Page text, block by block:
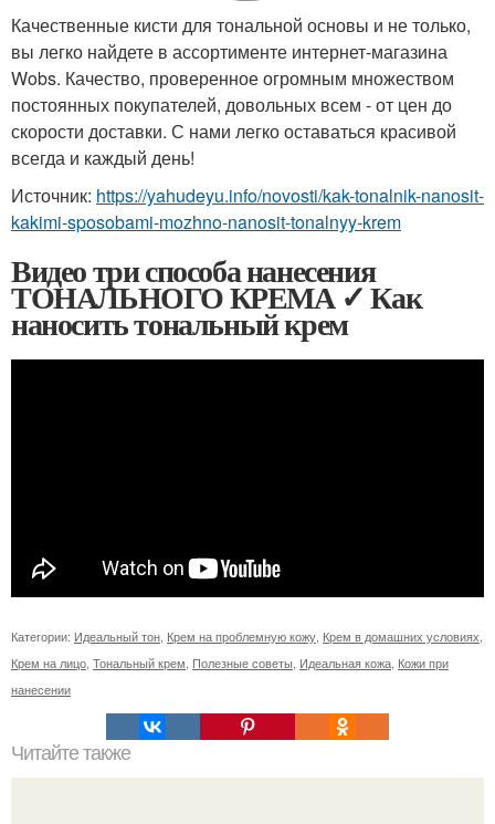
Источник:https://yahudeyu.info/novosti/kak-tonalnik-nanosit-
kakimi-sposobami-mozhno-nanosit-tonalnyy-krem
Видео три способа нанесения
ТОНАЛЬНОГО КРЕМА ✓ Как
наносить тональный крем